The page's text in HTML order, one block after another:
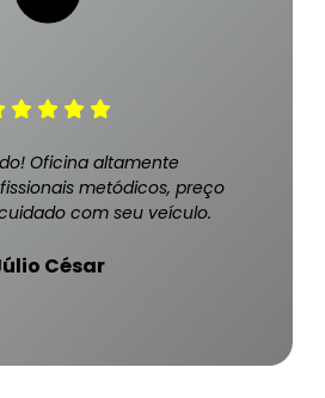
Oficina altamente
metódicos, preço
com seu veículo.
César